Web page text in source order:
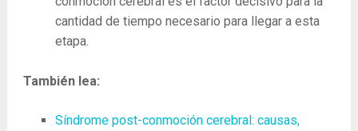
cantidad de tiempo necesario para llegar a esta
etapa.
También lea:
Síndrome post-conmoción cerebral: causas,